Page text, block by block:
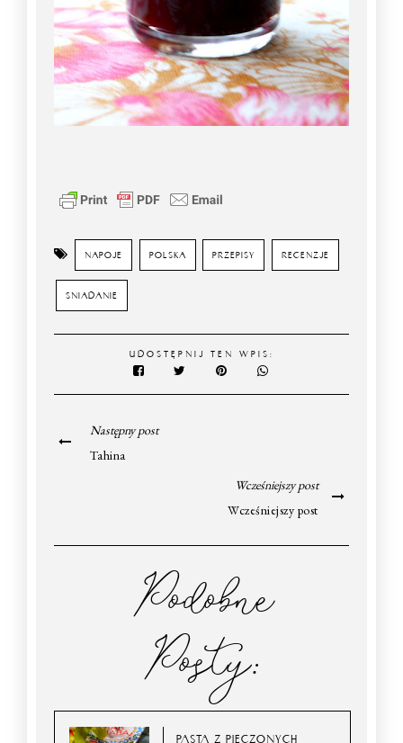
NAPOJE POLSKA PRZEPISY RECENZJE
SNIADANIE
UDOSTĘPNIJ TEN WPIS:
Następny post
Tahina
Wcześniejszy post
Wcześniejszy post
Podobne
Posty:
PASTA Z PIECZONYCH